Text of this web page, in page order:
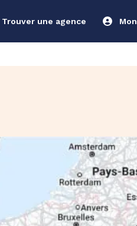
Trouver une agence